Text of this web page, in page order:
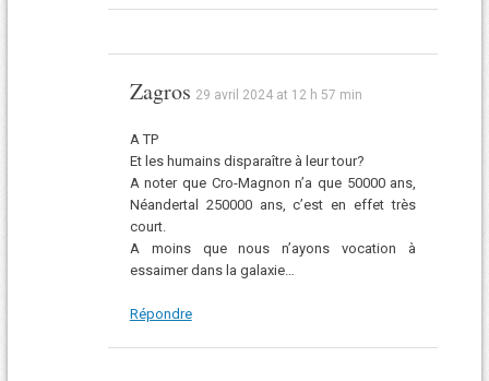
Zagros 29 avril 2024 at 12 h 57 min
A TP
Et les humains disparaître à leur tour?
A noter que Cro-Magnon n’a que 50000 ans,
Néandertal 250000 ans, c’est en effet très
court.
A moins que nous n’ayons vocation à
essaimer dans la galaxie…
Répondre